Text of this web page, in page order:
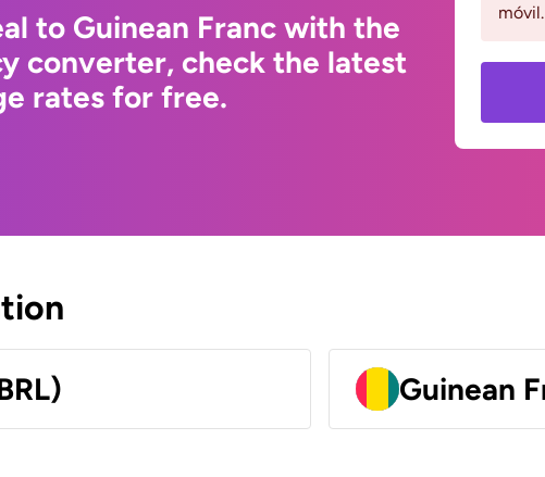
to Guinean Franc with the
converter, check the latest
rates for free.
móvil.
Guinean